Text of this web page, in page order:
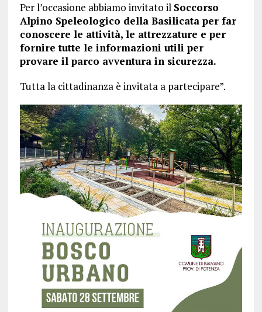
Per l’occasione abbiamo invitato il Soccorso
Alpino Speleologico della Basilicata per far
conoscere le attività, le attrezzature e per
fornire tutte le informazioni utili per
provare il parco avventura in sicurezza.
Tutta la cittadinanza è invitata a partecipare”.